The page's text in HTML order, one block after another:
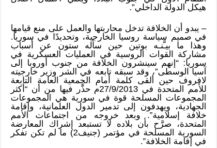
هيكل الدولة الداخلي”.
– يبدو أن الخلافة تدخل محاربتها والعمل على منع قيامها
في صميم سياسة روسيا الخارجية، وتحديدًا في سوريا.
وهذا ما بيـَّنـه بوتين حين سأله ستون عن أسباب
مشاركة القوات الروسية في العمليات العسكرية في
سوريا: “إنهم سينشرون الخلافة من جنوب أوروبا إلى
آسيا الوسطى”، وقد سبقه تابعه في الشر وزير خارجيته
لافروف حين ألقى كلمة أمام الجمعية العامة التابعة
للأمم المتحدة في 27/9/2013م حذَّر فيها من أن “أكثر
المجموعات المسلحة قوة في سورية هي المجموعات
الجهادية، ويهدفون إلى تدمير الدول العلمانية، وإقامة
خلافة إسلامية”. وبعد خروجه من اجتماعات الأمم
المتحدة، صرَّح بأن بلاده لا تستبعد إشراك المعارضة
السورية المسلحة في مؤتمر (جنيف2) ما لم تكن تفكر
في إقامة الخلافة”.